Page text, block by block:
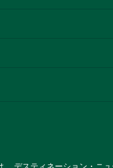
通知
ョン・ニュー・サウス・